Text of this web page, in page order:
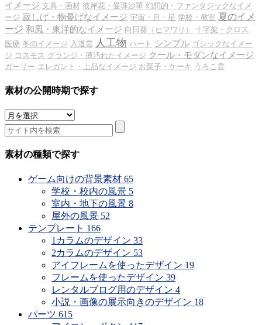
イメージ 文具・画材 彼岸花・曼珠沙華 幻想的・ファンタジックなイメ
ージ 寂しげ・物憂げなイメージ 宇宙・月・星 学校・教室 夏のイメ
ージ 和風・東洋的なイメージ 向日葵（ヒマワリ）
十字架・クロス
医療 冬のイメージ 入道雲 人工物 ハート シンプル ゴシックなイメー
ジ コスモス グランジ・薄汚れたイメージ クール・モダンなイメージ
ガーリー エレガント・上品なイメージ お菓子・ケーキ うろこ雲
素材の公開時期で探す
素
材
の
公
素材の種類で探す
ゲーム向けの背景素材 65
学校・校内の風景 5
室内・地下の風景 8
屋外の風景 52
テンプレート 166
1カラムのデザイン 33
2カラムのデザイン 53
アイフレームを使ったデザイン 19
フレームを使ったデザイン 39
レンタルブログ用のデザイン 4
小説・画像の展示向きのデザイン 18
パーツ 615